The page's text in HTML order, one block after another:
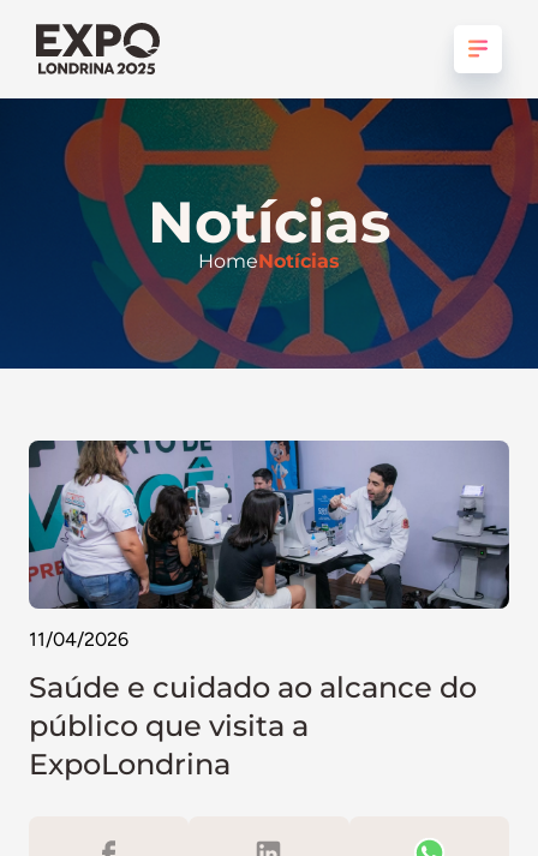
Notícias
HomeNotícias
11/04/2026
Saúde e cuidado ao alcance do
público que visita a
ExpoLondrina